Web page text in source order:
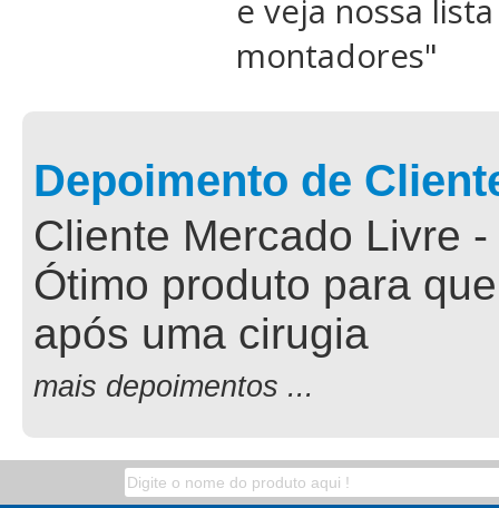
e veja nossa
montadores"
Depoimento de
Cliente Mercado Livre
Ótimo produto para
após uma cirugia
mais depoimentos ...